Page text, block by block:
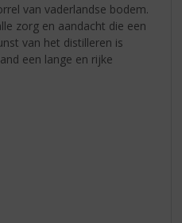
van vaderlandse bodem.
zorg en aandacht die een
van het distilleren is
een lange en rijke